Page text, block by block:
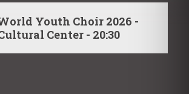
World Youth Choir 2026 -
Center - 20:30